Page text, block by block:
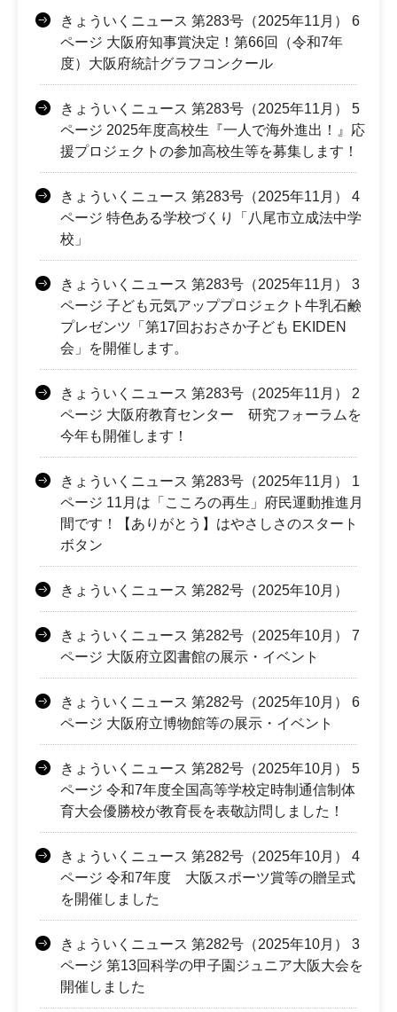
きょういくニュース 第283号（2025年11月） 6
ページ 大阪府知事賞決定！第66回（令和7年
度）大阪府統計グラフコンクール
きょういくニュース 第283号（2025年11月） 5
ページ 2025年度高校生『一人で海外進出！』応
援プロジェクトの参加高校生等を募集します！
きょういくニュース 第283号（2025年11月） 4
ページ 特色ある学校づくり「八尾市立成法中学
校」
きょういくニュース 第283号（2025年11月） 3
ページ 子ども元気アッププロジェクト牛乳石鹸
プレゼンツ「第17回おおさか子ども EKIDEN
会」を開催します。
きょういくニュース 第283号（2025年11月） 2
ページ 大阪府教育センター 研究フォーラムを
今年も開催します！
きょういくニュース 第283号（2025年11月） 1
ページ 11月は「こころの再生」府民運動推進月
間です！【ありがとう】はやさしさのスタート
ボタン
きょういくニュース 第282号（2025年10月）
きょういくニュース 第282号（2025年10月） 7
ページ 大阪府立図書館の展示・イベント
きょういくニュース 第282号（2025年10月） 6
ページ 大阪府立博物館等の展示・イベント
きょういくニュース 第282号（2025年10月） 5
ページ 令和7年度全国高等学校定時制通信制体
育大会優勝校が教育長を表敬訪問しました！
きょういくニュース 第282号（2025年10月） 4
ページ 令和7年度 大阪スポーツ賞等の贈呈式
を開催しました
きょういくニュース 第282号（2025年10月） 3
ページ 第13回科学の甲子園ジュニア大阪大会を
開催しました